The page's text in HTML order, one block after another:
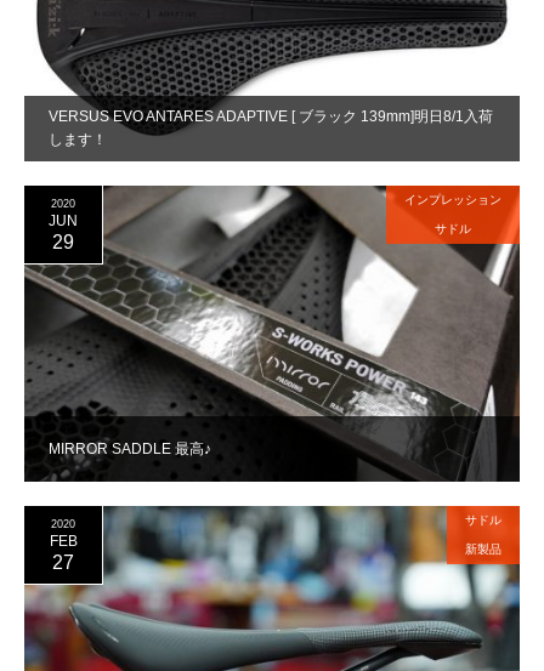
VERSUS EVO ANTARES ADAPTIVE [ ブラック 139mm]明日8/1入荷
します！
MIRROR SADDLE 最高♪
2020
JUN
29
インプレッション
サドル
2020
FEB
27
サドル
新製品